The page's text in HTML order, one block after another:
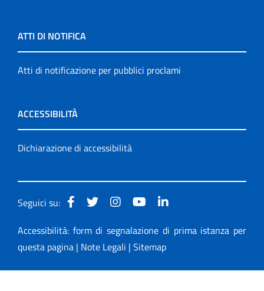
ATTI DI NOTIFICA
Atti di notificazione per pubblici proclami
ACCESSIBILITÀ
Dichiarazione di accessibilità
Seguici su:
Accessibilità: form di segnalazione di prima istanza per
questa pagina | Note Legali | Sitemap